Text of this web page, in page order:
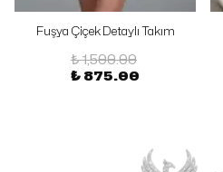
Fuşya Çiçek Detaylı Takım
₺ 1,500.00
₺ 875.00